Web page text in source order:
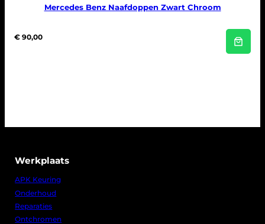
Mercedes Benz Naafdoppen Zwart Chroom
€ 90,00
Werkplaats
APK Keuring
Onderhoud
Reparaties
Ontchromen